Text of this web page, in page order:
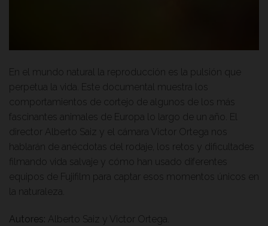
En el mundo natural la reproducción es la pulsión que
perpetua la vida. Este documental muestra los
comportamientos de cortejo de algunos de los más
fascinantes animales de Europa lo largo de un año. El
director Alberto Saiz y el cámara Victor Ortega nos
hablarán de anécdotas del rodaje, los retos y dificultades
filmando vida salvaje y cómo han usado diferentes
equipos de Fujifilm para captar esos momentos únicos en
la naturaleza.
Autores: Alberto Saiz y Victor Ortega.